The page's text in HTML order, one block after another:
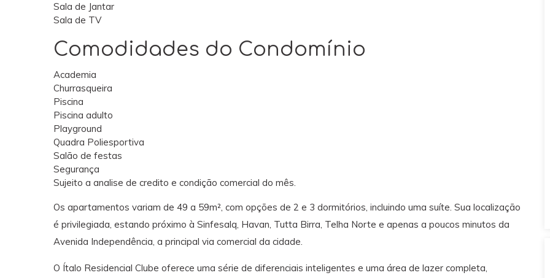
Sala de Jantar
Sala de TV
Comodidades do Condomínio
Academia
Churrasqueira
Piscina
Piscina adulto
Playground
Quadra Poliesportiva
Salão de festas
Segurança
Sujeito a analise de credito e condição comercial do mês.
Os apartamentos variam de 49 a 59m², com opções de 2 e 3 dormitórios, incluindo uma suíte. Sua localização
é privilegiada, estando próximo à Sinfesalq, Havan, Tutta Birra, Telha Norte e apenas a poucos minutos da
Avenida Independência, a principal via comercial da cidade.
O Ítalo Residencial Clube oferece uma série de diferenciais inteligentes e uma área de lazer completa,